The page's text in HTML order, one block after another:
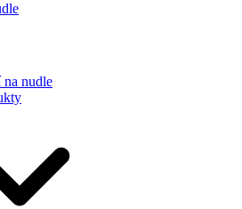
na nudle